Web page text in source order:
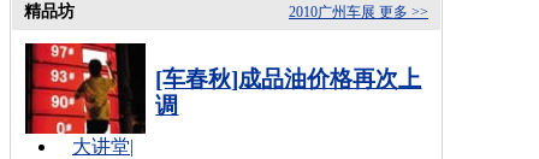
更多 >>
2010广州车展
精品坊
[车春秋]成品油价格再次上
调
大讲堂|